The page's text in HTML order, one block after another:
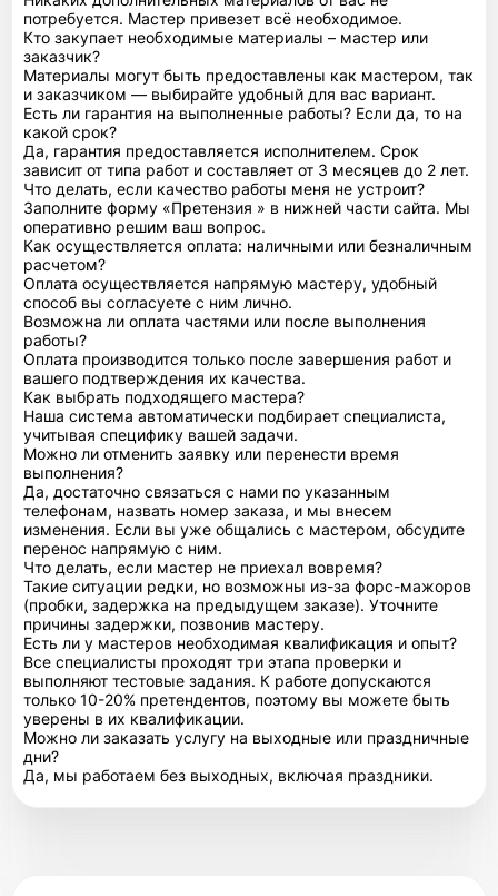
потребуется. Мастер привезет всё необходимое.
Кто закупает необходимые материалы – мастер или
заказчик?
Материалы могут быть предоставлены как мастером, так
и заказчиком — выбирайте удобный для вас вариант.
Есть ли гарантия на выполненные работы? Если да, то на
какой срок?
Да, гарантия предоставляется исполнителем. Срок
зависит от типа работ и составляет от 3 месяцев до 2 лет.
Что делать, если качество работы меня не устроит?
Заполните форму «Претензия » в нижней части сайта. Мы
оперативно решим ваш вопрос.
Как осуществляется оплата: наличными или безналичным
расчетом?
Оплата осуществляется напрямую мастеру, удобный
способ вы согласуете с ним лично.
Возможна ли оплата частями или после выполнения
работы?
Оплата производится только после завершения работ и
вашего подтверждения их качества.
Как выбрать подходящего мастера?
Наша система автоматически подбирает специалиста,
учитывая специфику вашей задачи.
Можно ли отменить заявку или перенести время
выполнения?
Да, достаточно связаться с нами по указанным
телефонам, назвать номер заказа, и мы внесем
изменения. Если вы уже общались с мастером, обсудите
перенос напрямую с ним.
Что делать, если мастер не приехал вовремя?
Такие ситуации редки, но возможны из-за форс-мажоров
(пробки, задержка на предыдущем заказе). Уточните
причины задержки, позвонив мастеру.
Есть ли у мастеров необходимая квалификация и опыт?
Все специалисты проходят три этапа проверки и
выполняют тестовые задания. К работе допускаются
только 10-20% претендентов, поэтому вы можете быть
уверены в их квалификации.
Можно ли заказать услугу на выходные или праздничные
дни?
Да, мы работаем без выходных, включая праздники.